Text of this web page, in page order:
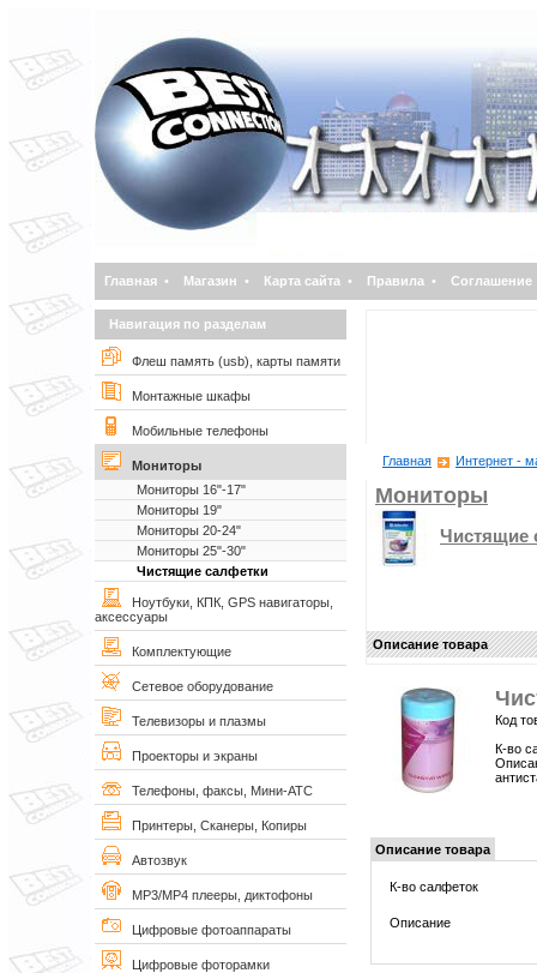
Главная • Магазин • Карта сайта • Правила • Соглашение
Навигация по разделам
Флеш память (usb), карты памяти
Монтажные шкафы
Мобильные телефоны
Мониторы
Мониторы 16"-17"
Мониторы 19"
Мониторы 20-24"
Мониторы 25"-30"
Чистящие салфетки
Ноутбуки, КПК, GPS навигаторы,
аксессуары
Комплектующие
Сетевое оборудование
Телевизоры и плазмы
Проекторы и экраны
Телефоны, факсы, Мини-АТС
Принтеры, Сканеры, Копиры
Автозвук
MP3/MP4 плееры, диктофоны
Цифровые фотоаппараты
Цифровые фоторамки
Главная Интернет -
Мониторы
Чистящие
Описание товара
Код
К-во
Описание товара
К-во салфеток
Описание